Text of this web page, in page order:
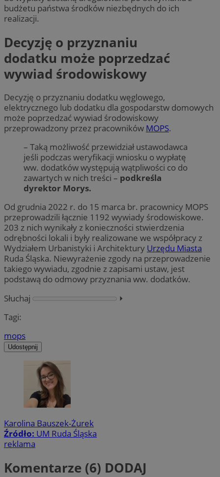
budżetu państwa środków niezbędnych do ich
realizacji.
Decyzję o przyznaniu
dodatku może poprzedzać
wywiad środowiskowy
Decyzję o przyznaniu dodatku węglowego,
elektrycznego lub dodatku dla gospodarstw domowych
może poprzedzać wywiad środowiskowy
przeprowadzony przez pracowników MOPS.
– Taką możliwość przewidział ustawodawca
jeśli podczas weryfikacji wniosku o wypłatę
ww. dodatków występują wątpliwości co do
zawartych w nich treści – podkreśla
dyrektor Morys.
Od grudnia 2022 r. do 15 marca br. pracownicy MOPS
przeprowadzili łącznie 1192 wywiady środowiskowe.
203 z nich wynikały z konieczności stwierdzenia
odrębności lokali i były realizowane we współpracy z
Wydziałem Urbanistyki i Architektury Urzędu Miasta
Ruda Śląska. Niewyrażenie zgody na przeprowadzenie
takiego wywiadu, zgodnie z zapisami ustaw, jest
podstawą do odmowy przyznania ww. dodatków.
Słuchaj
⏵︎
Tagi:
mops
Udostępnij
Karolina Bauszek-Żurek
Źródło: UM Ruda Śląska
reklama
Komentarze (6) DODAJ